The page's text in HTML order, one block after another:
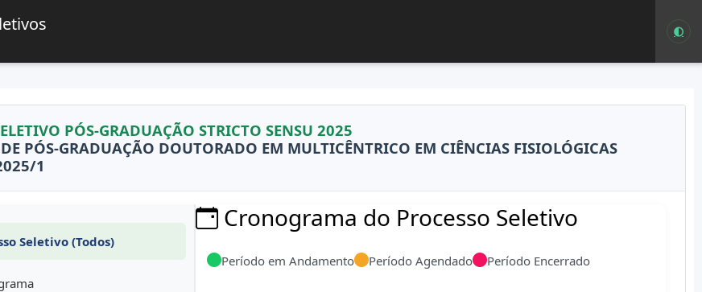
PÓS-GRADUAÇÃO STRICTO SENSU 2025
PÓS-GRADUAÇÃO DOUTORADO EM MULTICÊNTRICO EM CIÊNCIAS FISIOLÓGICAS
1
Seletivo (Todos)
Cronograma do Processo Seletivo
Período em Andamento Período Agendado Período Encerrado